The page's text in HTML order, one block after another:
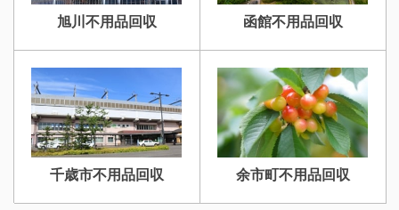
旭川不用品回収 函館不用品回収
千歳市不用品回収 余市町不用品回収